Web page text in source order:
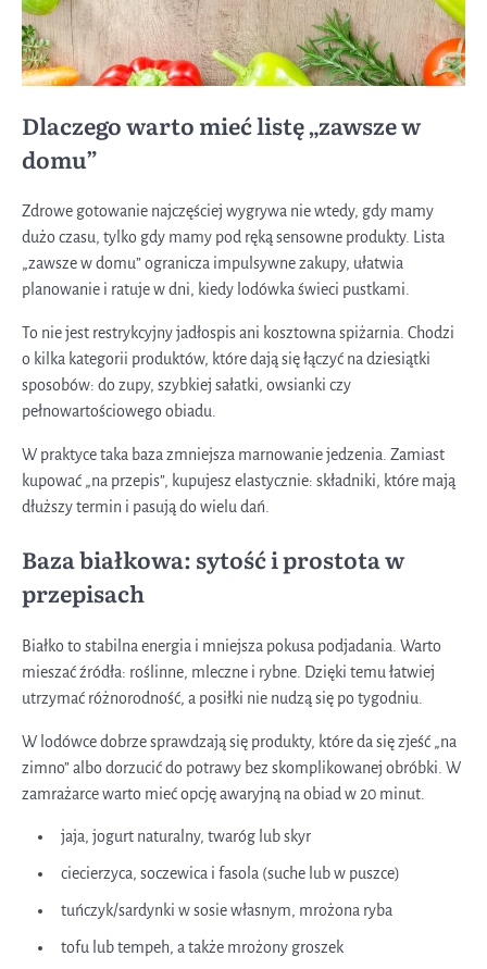
Dlaczego warto mieć listę „zawsze w
domu”
Zdrowe gotowanie najczęściej wygrywa nie wtedy, gdy mamy
dużo czasu, tylko gdy mamy pod ręką sensowne produkty. Lista
„zawsze w domu” ogranicza impulsywne zakupy, ułatwia
planowanie i ratuje w dni, kiedy lodówka świeci pustkami.
To nie jest restrykcyjny jadłospis ani kosztowna spiżarnia. Chodzi
o kilka kategorii produktów, które dają się łączyć na dziesiątki
sposobów: do zupy, szybkiej sałatki, owsianki czy
pełnowartościowego obiadu.
W praktyce taka baza zmniejsza marnowanie jedzenia. Zamiast
kupować „na przepis”, kupujesz elastycznie: składniki, które mają
dłuższy termin i pasują do wielu dań.
Baza białkowa: sytość i prostota w
przepisach
Białko to stabilna energia i mniejsza pokusa podjadania. Warto
mieszać źródła: roślinne, mleczne i rybne. Dzięki temu łatwiej
utrzymać różnorodność, a posiłki nie nudzą się po tygodniu.
W lodówce dobrze sprawdzają się produkty, które da się zjeść „na
zimno” albo dorzucić do potrawy bez skomplikowanej obróbki. W
zamrażarce warto mieć opcję awaryjną na obiad w 20 minut.
jaja, jogurt naturalny, twaróg lub skyr
ciecierzyca, soczewica i fasola (suche lub w puszce)
tuńczyk/sardynki w sosie własnym, mrożona ryba
tofu lub tempeh, a także mrożony groszek